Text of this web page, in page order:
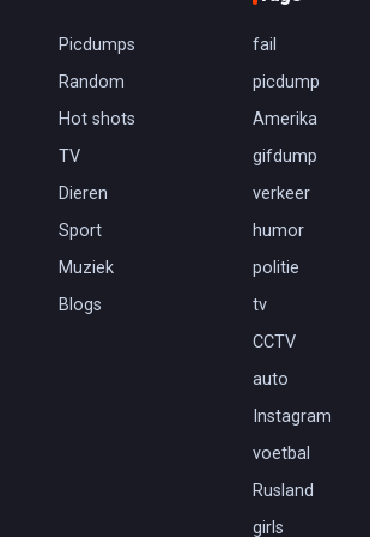
Picdumps
Random
Hot shots
TV
Dieren
Sport
Muziek
Blogs
fail
picdump
Amerika
gifdump
verkeer
humor
politie
tv
CCTV
auto
Instagram
voetbal
Rusland
girls